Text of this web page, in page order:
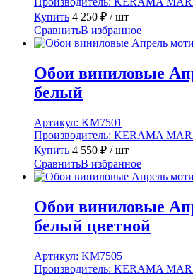
Купить 4 250 ₽ / шт
СравнитьВ избранное
Обои виниловые
белый
Артикул: KM7501
Производитель: KERAMA
Купить 4 550 ₽ / шт
СравнитьВ избранное
Обои виниловые
белый цветной
Артикул: KM7505
Производитель: KERAMA